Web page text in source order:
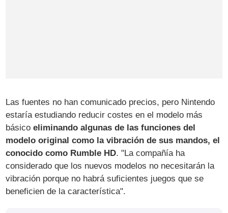
Las fuentes no han comunicado precios, pero Nintendo
estaría estudiando reducir costes en el modelo más
básicoeliminando algunas de las funciones del
modelo original como la vibración de sus mandos, el
conocido como Rumble HD. "La compañía ha
considerado que los nuevos modelos no necesitarán la
vibración porque no habrá suficientes juegos que se
beneficien de la característica".